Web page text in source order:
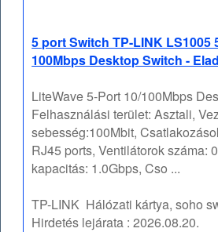
5 port Switch TP-LINK LS1005
100Mbps Desktop Switch -
LiteWave 5-Port 10/100Mbps
Felhasználási terület: Asztali,
sebesség:100Mbit,
RJ45 ports, Ventilátorok száma:
kapacitás: 1.0Gbps, Cso ...
TP-LINK Hálózati kártya, soho
Hirdetés lejárata :2026.08.20.